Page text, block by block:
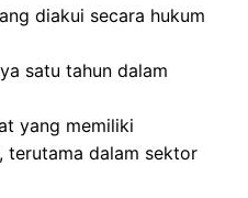
diakui secara hukum
satu tahun dalam
yang memiliki
terutama dalam sektor